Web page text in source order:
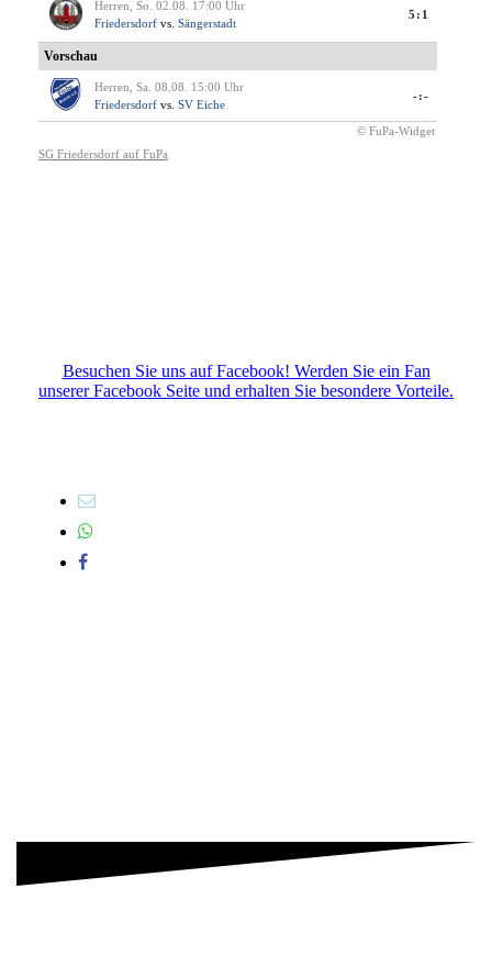
Besuchen Sie uns auf Facebook! Werden Sie ein Fan
unserer Facebook Seite und erhalten Sie besondere Vorteile.